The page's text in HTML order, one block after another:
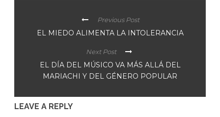
Previous Post
EL MIEDO ALIMENTA LA INTOLERANCIA
Next Post
EL DÍA DEL MÚSICO VA MÁS ALLÁ DEL
MARIACHI Y DEL GÉNERO POPULAR
LEAVE A REPLY